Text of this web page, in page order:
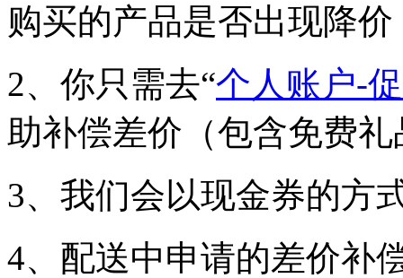
购买的产品是否出现降价
2、你只需去“个人账户-
助补偿差价（包含免费
3、我们会以现金券的方
4、配送中申请的差价补